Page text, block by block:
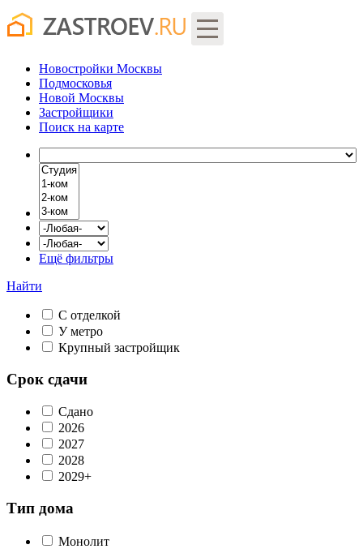
Новостройки Москвы
Подмосковья
Новой Москвы
Застройщики
Поиск на карте
Ещё фильтры
Найти
С отделкой
У метро
Крупный застройщик
Срок сдачи
Сдано
2026
2027
2028
2029+
Тип дома
Монолит